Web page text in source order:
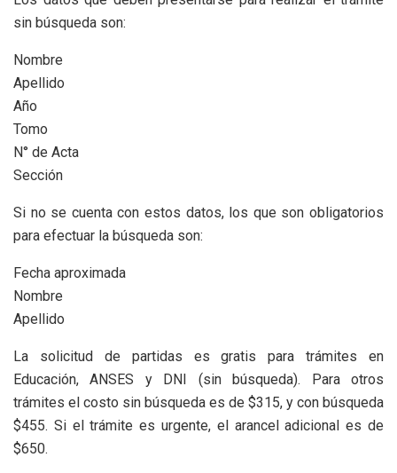
sin búsqueda son:
Nombre
Apellido
Año
Tomo
N° de Acta
Sección
Si no se cuenta con estos datos, los que son obligatorios
para efectuar la búsqueda son:
Fecha aproximada
Nombre
Apellido
La solicitud de partidas es gratis para trámites en
Educación, ANSES y DNI (sin búsqueda). Para otros
trámites el costo sin búsqueda es de $315, y con búsqueda
$455. Si el trámite es urgente, el arancel adicional es de
$650.